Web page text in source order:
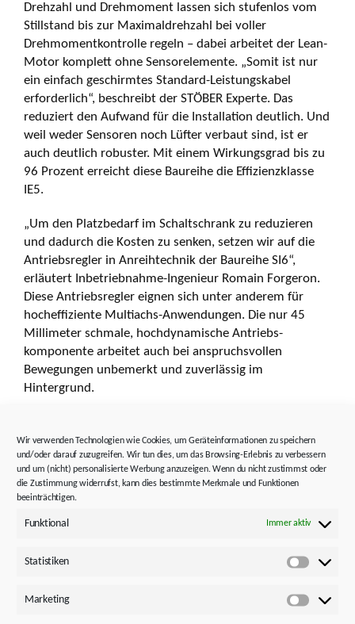
Wir verwenden Technologien wie Cookies, um Geräteinformationen zu speichern
und/oder darauf zuzugreifen. Wir tun dies, um das Browsing-Erlebnis zu verbessern
und um (nicht) personalisierte Werbung anzuzeigen. Wenn du nicht zustimmst oder
die Zustimmung widerrufst, kann dies bestimmte Merkmale und Funktionen
beeinträchtigen.
Funktional Immer aktiv
Statistiken
Marketing
Drehzahl und Drehmoment lassen sich stufenlos vom
Stillstand bis zur Maximaldrehzahl bei voller
Drehmomentkontrolle regeln – dabei arbeitet der Lean-
Motor komplett ohne Sensor­elemente. „Somit ist nur
ein einfach geschirmtes Standard-Leistungskabel
erforderlich“, beschreibt der STÖBER Experte. Das
reduziert den Aufwand für die Installation deutlich. Und
weil weder Sensoren noch Lüfter verbaut sind, ist er
auch deutlich robuster. Mit einem Wirkungs­grad bis zu
96 Prozent erreicht diese Baureihe die Effizienzklasse
IE5.
„Um den Platzbedarf im Schalt­schrank zu reduzieren
und dadurch die Kosten zu senken, setzen wir auf die
Antriebsregler in Anreihtechnik der Baureihe SI6“,
erläutert Inbetriebnahme-Ingenieur Romain Forgeron.
Diese Antriebsregler eignen sich unter anderem für
hocheffiziente Multiachs-Anwendungen. Die nur 45
Millimeter schmale, hochdynamische Antriebs­
komponente arbeitet auch bei anspruchsvollen
Bewegungen unbemerkt und zuverlässig im
Hintergrund.
SS1 (Safe Stopp 1). In der Baureihe SI6 sind diese nach
EN 13849-1 für PL e, Kat. 4 zertifiziert und lassen sich
ohne produktions­unterbrechende Funktionstests
nutzen. Ein einzelner Antriebsregler kann bis zu zwei
zwei Doppelachs- und einem Einzelachs­antrieb können
Fabien Marinier.
Durch eine Aneinanderreihung mehrerer dieser